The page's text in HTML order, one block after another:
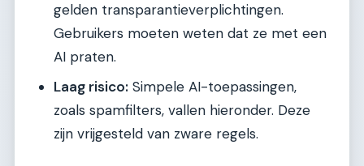
gelden transparantieverplichtingen.
Gebruikers moeten weten dat ze met een
AI praten.
Laag risico: Simpele AI-toepassingen,
zoals spamfilters, vallen hieronder. Deze
zijn vrijgesteld van zware regels.